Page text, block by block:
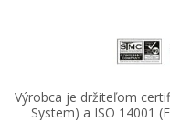
Výrobca je držiteľom
System) a ISO 14001